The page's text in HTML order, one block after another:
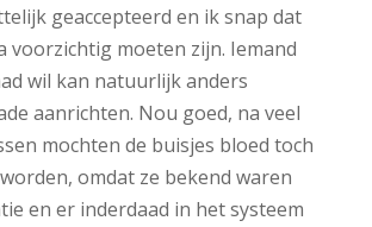
geaccepteerd en ik snap dat
voorzichtig moeten zijn. Iemand
wil kan natuurlijk anders
aanrichten. Nou goed, na veel
mochten de buisjes bloed toch
omdat ze bekend waren
en er inderdaad in het systeem